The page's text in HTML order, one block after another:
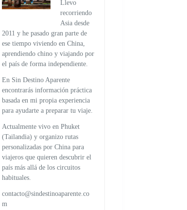
Llevo
recorriendo
Asia desde
2011 y he pasado gran parte de
ese tiempo viviendo en China,
aprendiendo chino y viajando por
el país de forma independiente.
En Sin Destino Aparente
encontrarás información práctica
basada en mi propia experiencia
para ayudarte a preparar tu viaje.
Actualmente vivo en Phuket
(Tailandia) y organizo rutas
personalizadas por China para
viajeros que quieren descubrir el
país más allá de los circuitos
habituales.
contacto@sindestinoaparente.co
m